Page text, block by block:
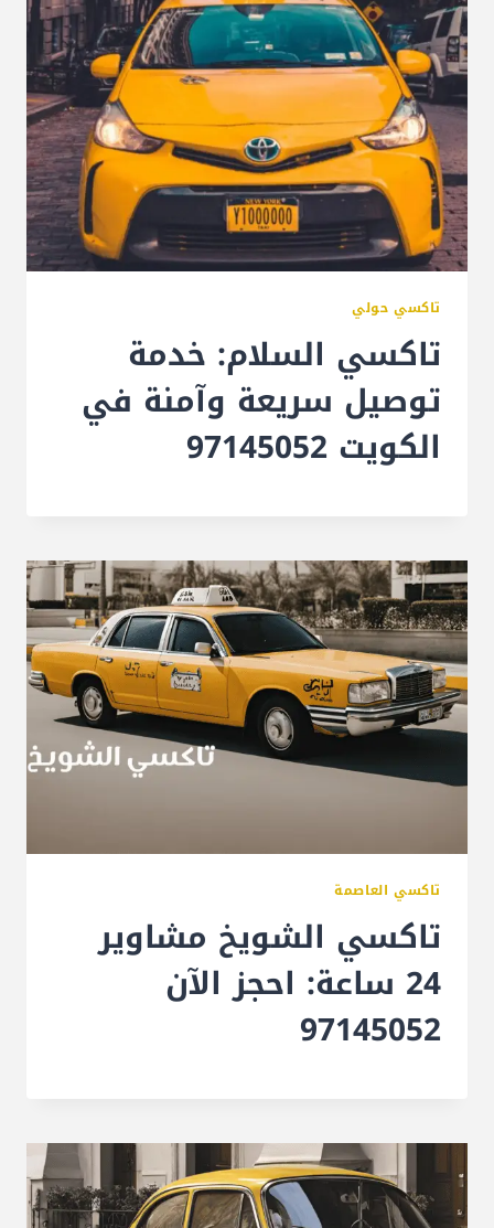
تاكسي حولي
تاكسي السلام: خدمة
توصيل سريعة وآمنة في
الكويت 97145052
تاكسي العاصمة
تاكسي الشويخ مشاوير
24 ساعة: احجز الآن
97145052